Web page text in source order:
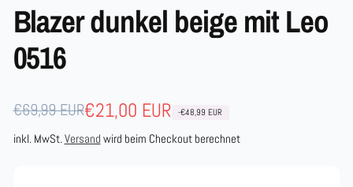
Blazer dunkel beige mit Leo
0516
Normaler
Preis
€69,99 EUR
Verkaufspreis€21,00 EUR -€48,99 EUR
inkl. MwSt.Versand wird beim Checkout berechnet